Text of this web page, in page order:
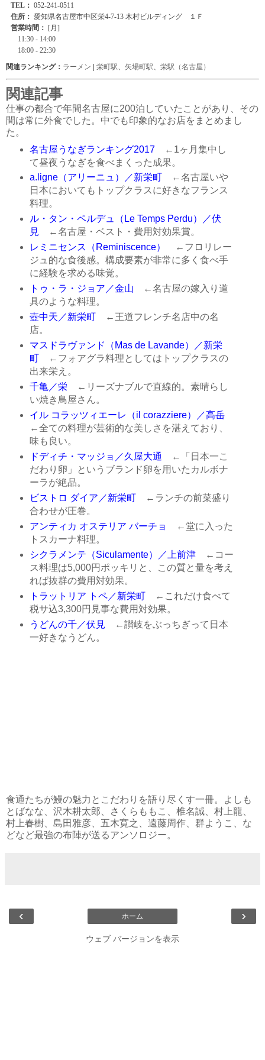
関連ランキング： ラーメン | 栄町駅 矢場町駅 栄駅（名古屋）
関連記事
仕事の都合で年間名古屋に200泊していたことがあり、その
間は常に外食でした。中でも印象的なお店をまとめまし
た。
名古屋うなぎランキング2017←1ヶ月集中し
て昼夜うなぎを食べまくった成果。
a.ligne（アリーニュ）／新栄町
←名古屋いや
日本においてもトップクラスに好きなフランス
料理。
ル・タン・ペルデュ（Le Temps Perdu）／伏
見 ←名古屋・ベスト・費用対効果賞。
レミニセンス（Reminiscence）
←フロリレー
ジュ的な食後感。構成要素が非常に多く食べ手
に経験を求める味覚。
トゥ・ラ・ジョア／金山 ←名古屋の嫁入り道
具のような料理。
壺中天／新栄町←王道フレンチ名店中の名
店。
マスドラヴァンド（Mas de Lavande）／新栄
町←フォアグラ料理としてはトップクラスの
出来栄え。
千亀／栄←リーズナブルで直線的。素晴らし
い焼き鳥屋さん。
イル コラッツィエーレ（il corazziere）／高岳
←全ての料理が芸術的な美しさを湛えており、
味も良い。
ドディチ・マッジョ／久屋大通 ←「日本一こ
だわり卵」というブランド卵を用いたカルボナ
ーラが絶品。
ビストロ ダイア／新栄町←ランチの前菜盛り
合わせが圧巻。
アンティカ オステリア バーチョ
←堂に入った
トスカーナ料理。
シクラメンテ（Siculamente）／上前津←コー
ス料理は5,000円ポッキリと、この質と量を考え
れば抜群の費用対効果。
トラットリア トペ／新栄町←これだけ食べて
税サ込3,300円見事な費用対効果。
うどんの千／伏見 ←讃岐をぶっちぎって日本
一好きなうどん。
食通たちが鰻の魅力とこだわりを語り尽くす一冊。よしも
とばなな、沢木耕太郎、さくらももこ、椎名誠、村上龍、
村上春樹、島田雅彦、五木寛之、遠藤周作、群ようこ、な
どなど最強の布陣が送るアンソロジー。
‹ ›
ホーム
ウェブ バージョンを表示